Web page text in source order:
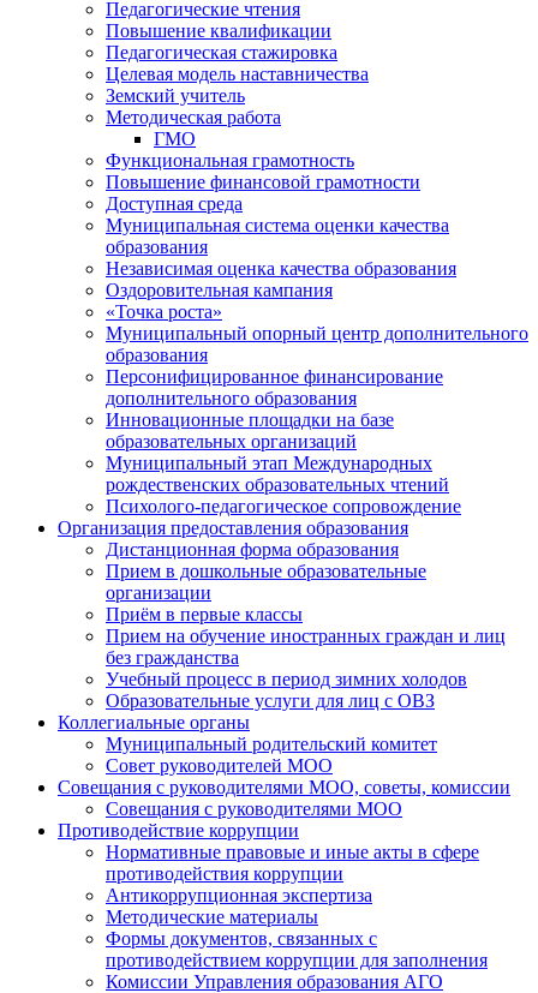
Педагогические чтения
Повышение квалификации
Педагогическая стажировка
Целевая модель наставничества
Земский учитель
Методическая работа
ГМО
Функциональная грамотность
Повышение финансовой грамотности
Доступная среда
Муниципальная система оценки качества
образования
Независимая оценка качества образования
Оздоровительная кампания
«Точка роста»
Муниципальный опорный центр дополнительного
образования
Персонифицированное финансирование
дополнительного образования
Инновационные площадки на базе
образовательных организаций
Муниципальный этап Международных
рождественских образовательных чтений
Психолого-педагогическое сопровождение
Организация предоставления образования
Дистанционная форма образования
Прием в дошкольные образовательные
организации
Приём в первые классы
Прием на обучение иностранных граждан и лиц
без гражданства
Учебный процесс в период зимних холодов
Образовательные услуги для лиц с ОВЗ
Коллегиальные органы
Муниципальный родительский комитет
Совет руководителей МОО
Совещания с руководителями МОО, советы, комиссии
Совещания с руководителями МОО
Противодействие коррупции
Нормативные правовые и иные акты в сфере
противодействия коррупции
Антикоррупционная экспертиза
Методические материалы
Формы документов, связанных с
противодействием коррупции для заполнения
Комиссии Управления образования АГО